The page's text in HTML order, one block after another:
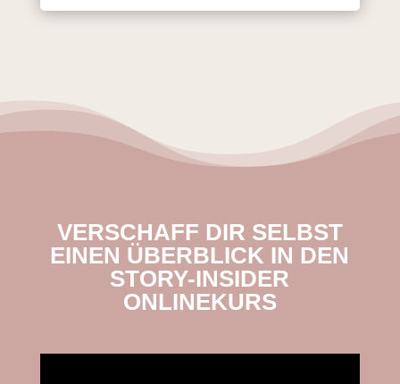
VERSCHAFF DIR SELBST
EINEN ÜBERBLICK IN DEN
STORY-INSIDER
ONLINEKURS